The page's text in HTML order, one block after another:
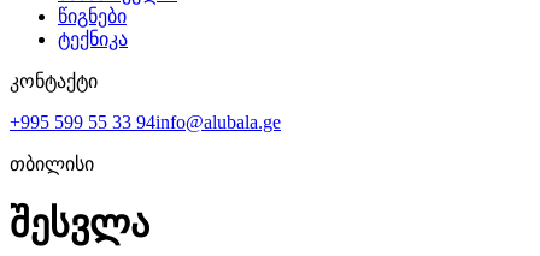
წიგნები
ტექნიკა
კონტაქტი
+995 599 55 33 94info@alubala.ge
თბილისი
შესვლა